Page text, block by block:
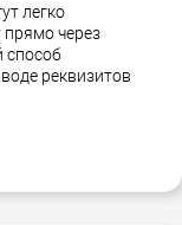
легко
прямо через
способ
реквизитов